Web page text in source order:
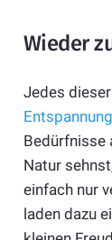
Wieder
Jedes
Entspannung
Bedürfnisse
Natur
einfach nur
laden dazu